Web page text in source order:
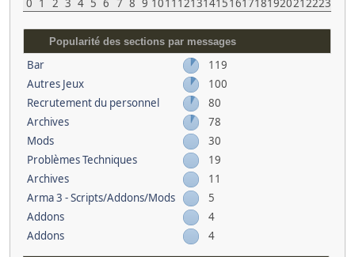
0 1 2 3 4 5 6 7 8 9 1011 121314151617181920212223
Popularité des sections par messages
Bar
119
Autres Jeux
100
Recrutement du personnel
80
Archives
78
Mods
30
Problèmes Techniques
19
Archives
11
Arma 3 - Scripts/Addons/Mods
5
Addons
4
Addons
4